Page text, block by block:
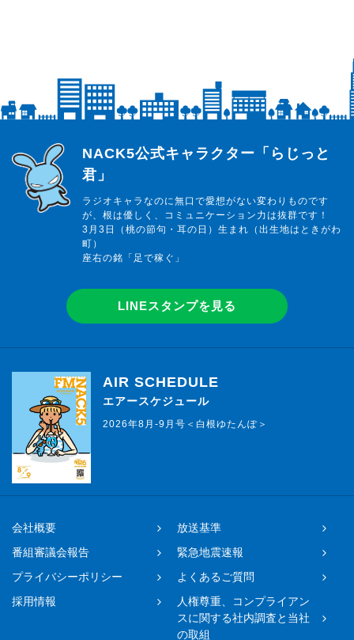
らじっと君
NACK5公式キャラクター「らじっと
君」
ラジオキャラなのに無口で愛想がない変わりものです
が、根は優しく、コミュニケーション力は抜群です！
3月3日（桃の節句・耳の日）生まれ（出生地はときがわ
町）
座右の銘「足で稼ぐ」
LINEスタンプを見る
AIR SCHEDULE
エアースケジュール
2026年8月-9月号＜白根ゆたんぽ＞
会社概要
放送基準
番組審議会報告
緊急地震速報
プライバシーポリシー
よくあるご質問
採用情報
人権尊重、コンプライアン
スに関する社内調査と当社
の取組